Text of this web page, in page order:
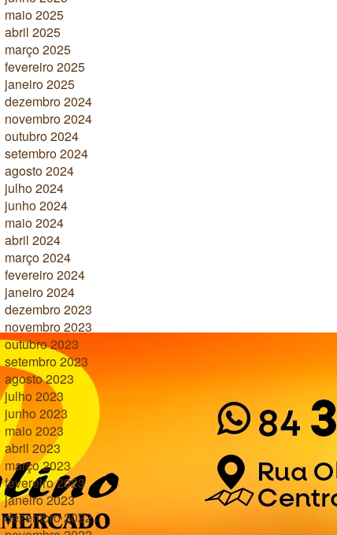
maio 2025
abril 2025
março 2025
fevereiro 2025
janeiro 2025
dezembro 2024
novembro 2024
outubro 2024
setembro 2024
agosto 2024
julho 2024
junho 2024
maio 2024
abril 2024
março 2024
fevereiro 2024
janeiro 2024
dezembro 2023
novembro 2023
outubro 2023
setembro 2023
agosto 2023
julho 2023
junho 2023
maio 2023
abril 2023
março 2023
fevereiro 2023
janeiro 2023
dezembro 2022